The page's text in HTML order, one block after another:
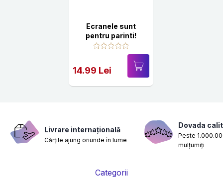
Ecranele sunt
pentru parinti!
14.99 Lei
Livrare internațională
Cărțile ajung oriunde în lume
Dovada
Peste
mulțumiți
Categorii